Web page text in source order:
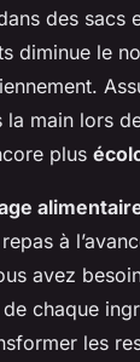
des sacs
diminue le
main lors
plus
à
avez
de chaque
les